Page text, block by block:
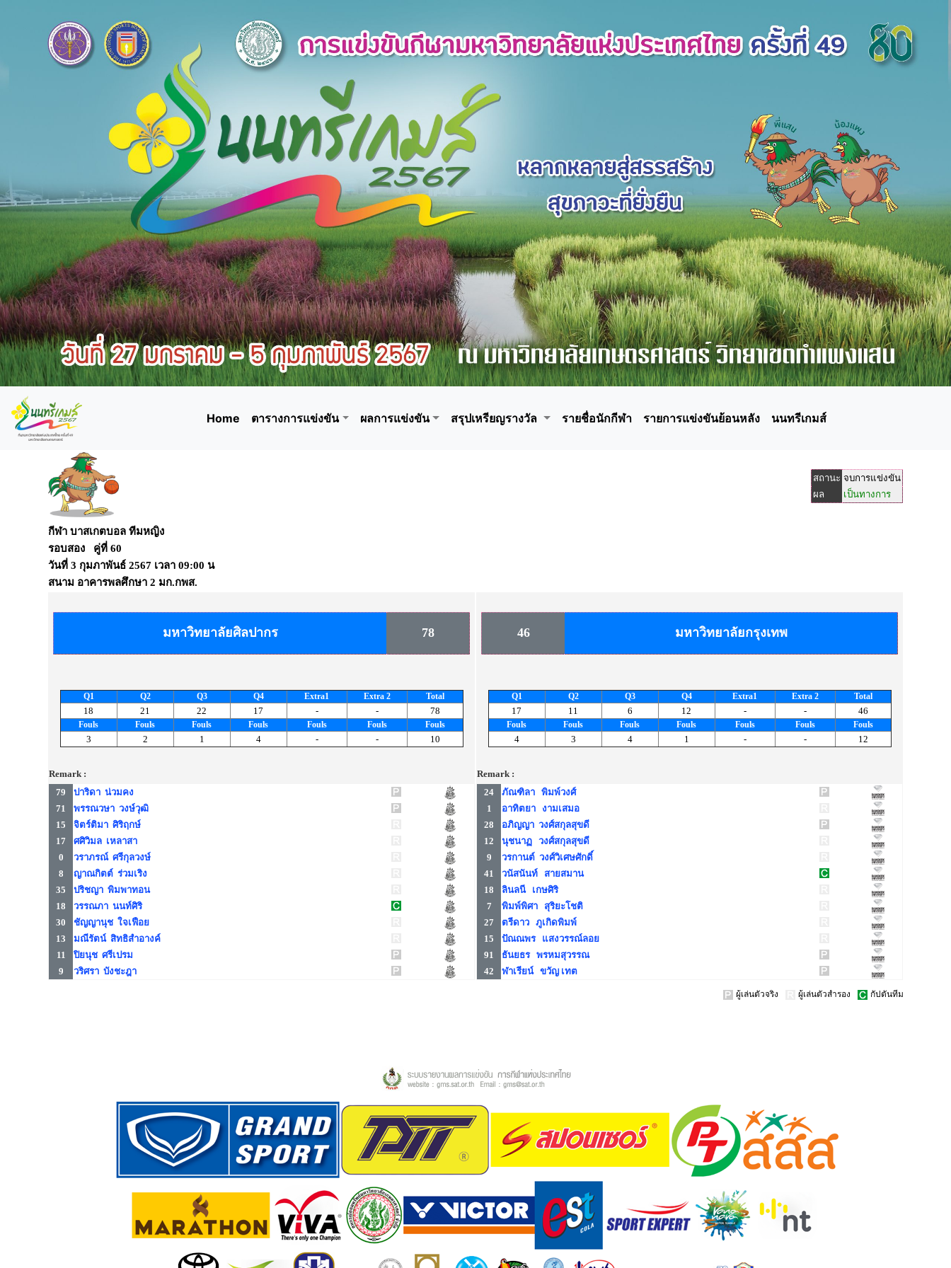
Home ตารางการแข่งขัน ผลการแข่งขัน สรุปเหรียญรางวัล รายชื่อนักกีฬา รายการแข่งขันย้อนหลัง นนทรีเกมส์
สถานะ จบการแข่งขัน
ผล
เป็นทางการ
กีฬา บาสเกตบอล ทีมหญิง
รอบสอง คู่ที่ 60
วันที่ 3 กุมภาพันธ์ 2567 เวลา 09:00 น
สนาม อาคารพลศึกษา 2 มก.กพส.
มหาวิทยาลัยศิลปากร 78
Q1 Q2 Q3 Q4 Extra1 Extra 2 Total
18 21 22 17 - - 78
Fouls Fouls Fouls Fouls Fouls Fouls Fouls
3 2 1 4 - - 10
Remark :
79
ปาริดา น่วมคง
71
พรรณวษา วงษ์วุฒิ
15
จิตร์ติมา ศิริฤกษ์
17
ศศิวิมล เหลาสา
0
วราภรณ์ ศรีกุลวงษ์
8
ญาณกิตต์ ร่วมเริง
35
ปริชญา พิมพาทอน
18
วรรณภา นนท์ศิริ
30
ชัญญานุช ใจเฟือย
13
มณีรัตน์ สิทธิสำอางค์
11
ปิยนุช ศรีเปรม
9
วริศรา บังชะฎา
46 มหาวิทยาลัยกรุงเทพ
Q1 Q2 Q3 Q4 Extra1 Extra 2 Total
17 11 6 12 - - 46
Fouls Fouls Fouls Fouls Fouls Fouls Fouls
4 3 4 1 - - 12
Remark :
24
ภัณฑิลา พิมพ์วงศ์
1
อาทิตยา งามเสมอ
28
อภิญญา วงศ์สกุลสุขดี
12
นุชนาฏ วงศ์สกุลสุขดี
9
วรกานต์ วงศ์วิเศษศักดิ์
41
วนัสนันท์ สายสมาน
18
ลินลนี เกษศิริ
7
พิมพ์พิศา สุริยะโชติ
27
ตรีดาว ภูเกิดพิมพ์
15
ปัณณพร แสงวรรณ์ลอย
91
ธันยธร พรหมสุวรรณ
42
ฬาเรียน์ ขวัญ เทต
ผู้เล่นตัวจริง ผู้เล่นตัวสำรอง กัปตันทีม